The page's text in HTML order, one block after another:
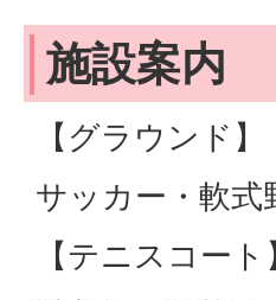
施設案内
【グラウンド】
サッカー・軟
【テニスコート